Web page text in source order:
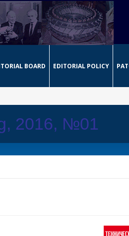
BOARD EDITORIAL POLICY
2016, №01